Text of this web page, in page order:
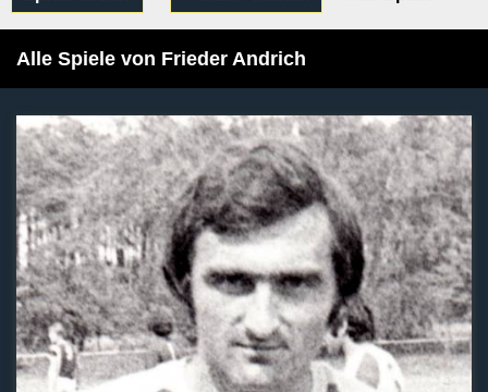
Alle Spiele von Frieder Andrich